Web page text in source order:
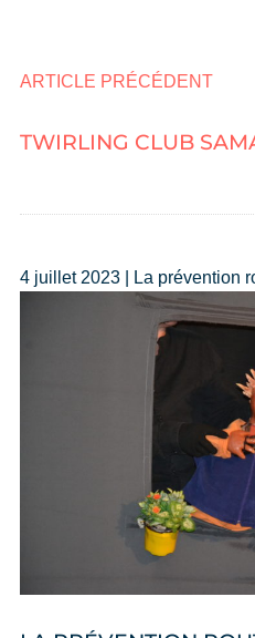
ARTICLE PRÉCÉDENT
TWIRLING CLUB
4 juillet 2023 | La prévention